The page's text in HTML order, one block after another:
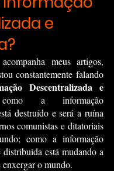
e
constantemente falando
Descentralizada e
a
informação
destruído e será a ruína
comunistas e ditatoriais
como a informação
distribuída está mudando a
enxergar o mundo.